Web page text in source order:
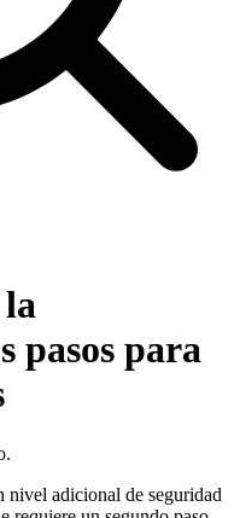
pasos para
nivel adicional de seguridad